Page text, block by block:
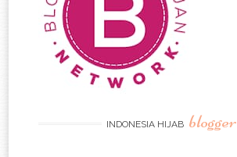
INDONESIA HIJAB blogger